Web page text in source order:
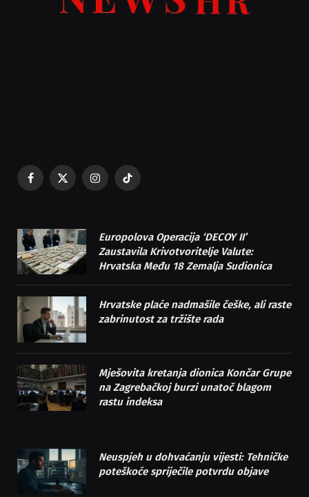
Facebook
X
InstagramTikTok
Europolova Operacija ‘DECOY II’
Zaustavila Krivotvoritelje Valute:
Hrvatska Među 18 Zemalja Sudionica
Hrvatske plaće nadmašile češke, ali raste
zabrinutost za tržište rada
Mješovita kretanja dionica Končar Grupe
na Zagrebačkoj burzi unatoč blagom
rastu indeksa
Neuspjeh u dohvaćanju vijesti: Tehničke
poteškoće spriječile potvrdu objave